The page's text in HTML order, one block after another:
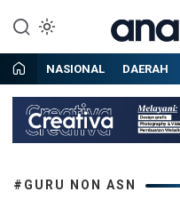
konten
Situs
NASIONAL DAERAH
#GURU NON ASN